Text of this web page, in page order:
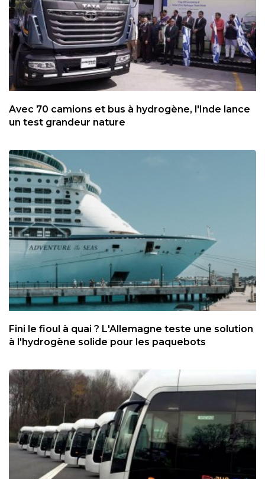
Avec 70 camions et bus à hydrogène, l'Inde lance
un test grandeur nature
Fini le fioul à quai ? L'Allemagne teste une solution
à l'hydrogène solide pour les paquebots